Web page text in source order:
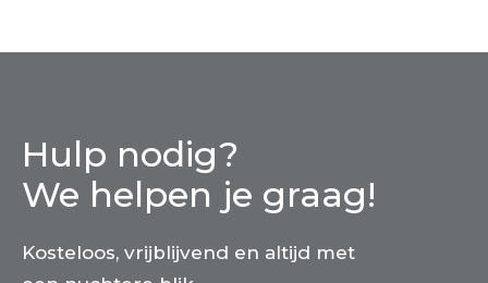
Hulp nodig?
We helpen je graag!
Kosteloos, vrijblijvend en altijd met